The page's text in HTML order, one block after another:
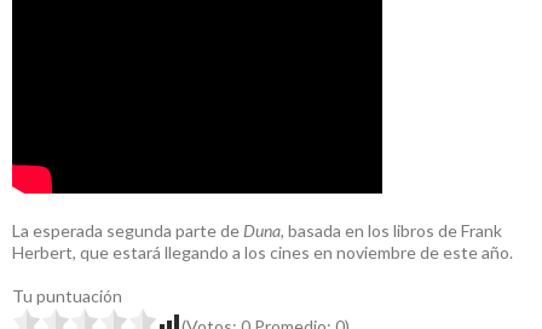
La esperada segunda parte de Duna, basada en los libros de Frank
Herbert, que estará llegando a los cines en noviembre de este año.
Tu puntuación